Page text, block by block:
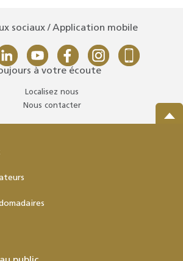
sociaux / Application mobile
à votre écoute
Localisez nous
Nous contacter